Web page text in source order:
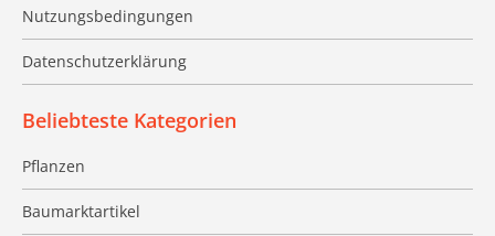
Nutzungsbedingungen
Datenschutzerklärung
Beliebteste Kategorien
Pflanzen
Baumarktartikel